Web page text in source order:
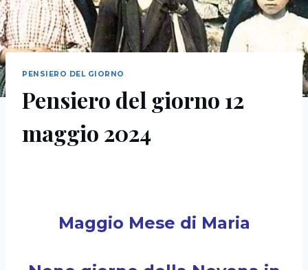
PENSIERO DEL GIORNO
Pensiero del giorno 12
maggio 2024
Maggio Mese di Maria